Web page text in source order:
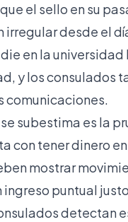
el sello en su
irregular desde el
en la universidad
y los consulados
comunicaciones.
subestima es la
con tener dinero
mostrar
ingreso puntual
detectan